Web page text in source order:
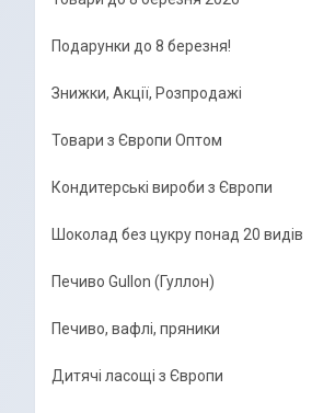
Подарунки до 8 березня!
Знижки, Акції, Розпродажі
Товари з Європи Оптом
Кондитерські вироби з Європи
Шоколад без цукру понад 20 видів
Печиво Gullon (Гуллон)
Печиво, вафлі, пряники
Дитячі ласощі з Європи